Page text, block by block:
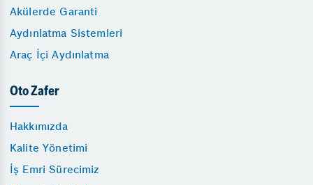
Akülerde Garanti
Aydınlatma Sistemleri
Araç İçi Aydınlatma
Oto Zafer
Hakkımızda
Kalite Yönetimi
İş Emri Sürecimiz